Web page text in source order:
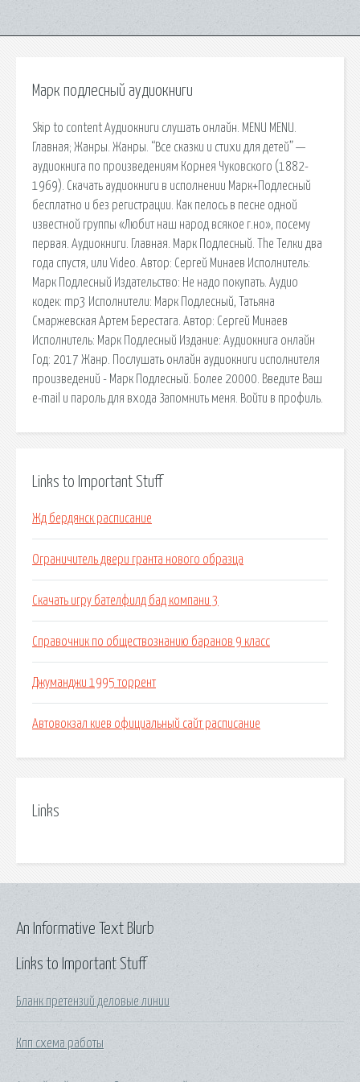
Марк подлесный аудиокниги
Skip to content Аудиокниги слушать онлайн. MENU MENU.
Главная; Жанры. Жанры. “Все сказки и стихи для детей” —
аудиокнига по произведениям Корнея Чуковского (1882-
1969). Скачать аудиокниги в исполнении Марк+Подлесный
бесплатно и без регистрации. Как пелось в песне одной
известной группы «Любит наш народ всякое г.но», посему
первая. Аудиокниги. Главная. Марк Подлесный. The Телки два
года спустя, или Video. Автор: Сергей Минаев Исполнитель:
Марк Подлесный Издательство: Не надо покупать. Аудио
кодек: mp3 Исполнители: Марк Подлесный, Татьяна
Смаржевская Артем Берестага. Автор: Сергей Минаев
Исполнитель: Марк Подлесный Издание: Аудиокнига онлайн
Год: 2017 Жанр. Послушать онлайн аудиокниги исполнителя
произведений - Марк Подлесный. Более 20000. Введите Ваш
e-mail и пароль для входа Запомнить меня. Войти в профиль.
Links to Important Stuff
Жд бердянск расписание
Ограничитель двери гранта нового образца
Скачать игру бателфилд бад компани 3
Справочник по обществознанию баранов 9 класс
Джуманджи 1995 торрент
Автовокзал киев официальный сайт расписание
Links
Links to Important Stuff
Бланк претензий деловые линии
Кпп схема работы
An Informative Text Blurb